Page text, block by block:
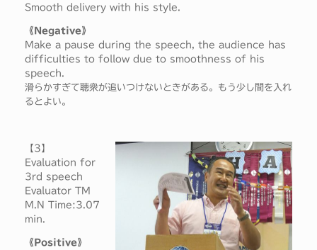
Smooth delivery with his style.
《Negative》
Make a pause during the speech, the audience has
difficulties to follow due to smoothness of his
speech.
滑らかすぎて聴衆が追いつけないときがある。もう少し間を入れ
るとよい。
【3】
Evaluation for
3rd speech
Evaluator TM
M.N Time:3.07
min.
《Positive》